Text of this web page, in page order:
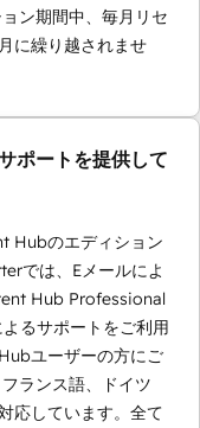
ン期間中、毎月リセ
に繰り越されませ
ポートを提供して
Hubのエディション
では、Eメールによ
Hub Professional
るサポートをご利用
ユーザーの方にご
ランス語、ドイツ
応しています。全て